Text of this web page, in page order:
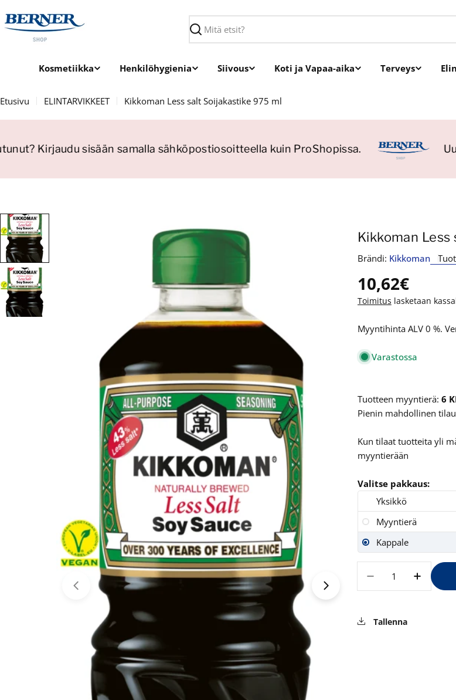
sisältöön
Haku
Kosmetiikka Henkilöhygienia Siivous Koti ja Vapaa-aika Terveys
Etusivu ELINTARVIKKEET Kikkoman Less salt Soijakastike 975 ml
Kirjaudu sisään samalla sähköpostiosoitteella kuin ProShopissa.
Avaa media 0 modaalissa Avaa media 1 modaalissa
Kikkoman
Brändi: Kikkoman
10,62€
Toimitus lasketaan
Myyntihinta ALV 0 %.
Varastossa
Tuotteen myyntierä: 6
Pienin mahdollinen
Kun tilaat tuotteita yli
myyntierään
Valitse pakkaus:
Yksikkö
Myyntierä
Kappale
VähennäLisää
Tallenna